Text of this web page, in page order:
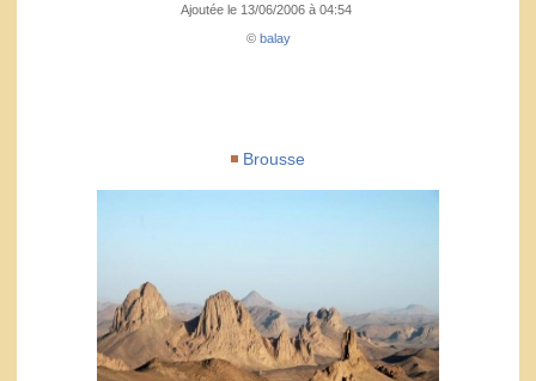
Ajoutée le 13/06/2006 à 04:54
© balay
Brousse